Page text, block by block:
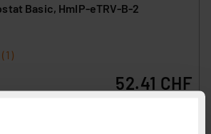
Basic, HmIP-eTRV-B-2
(1)
52.41 CHF